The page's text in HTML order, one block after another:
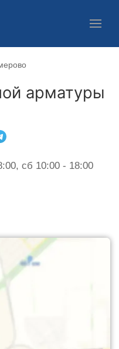
арматуры
сб 10:00 - 18:00